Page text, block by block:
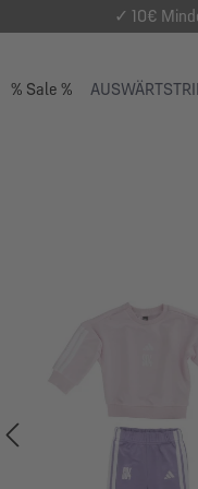
✓ 10€
% Sale %